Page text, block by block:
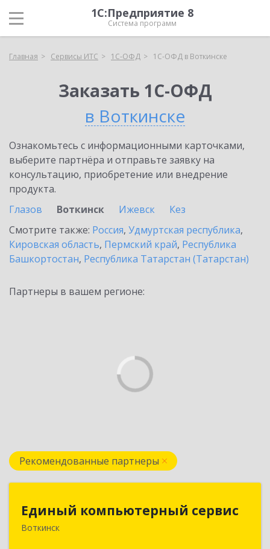
1С:Предприятие 8
Система программ
Главная Сервисы ИТС 1С-ОФД 1С-ОФД в Воткинске
Заказать 1С-ОФД
в Воткинске
Ознакомьтесь с информационными карточками,
выберите партнёра и отправьте заявку на
консультацию, приобретение или внедрение
продукта.
Глазов
Воткинск Ижевск
Кез
Смотрите также: Россия, Удмуртская республика,
Кировская область, Пермский край, Республика
Башкортостан, Республика Татарстан (Татарстан)
Партнеры в вашем регионе:
Рекомендованные партнеры
Единый компьютерный сервис
Воткинск
Единый компьютерный сервис